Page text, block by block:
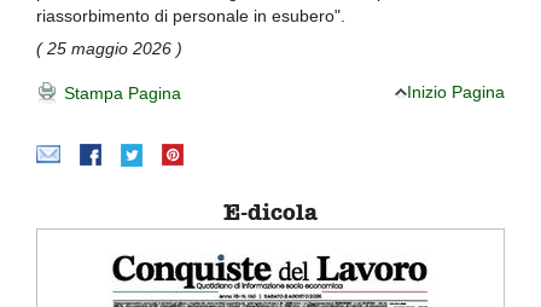
riassorbimento di personale in esubero".
( 25 maggio 2026 )
Stampa Pagina Inizio Pagina
E-dicola